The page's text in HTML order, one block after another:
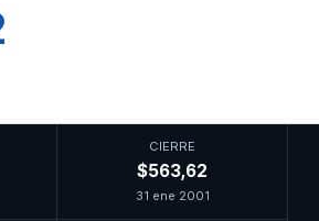
CIERRE
$563,62
31 ene 2001